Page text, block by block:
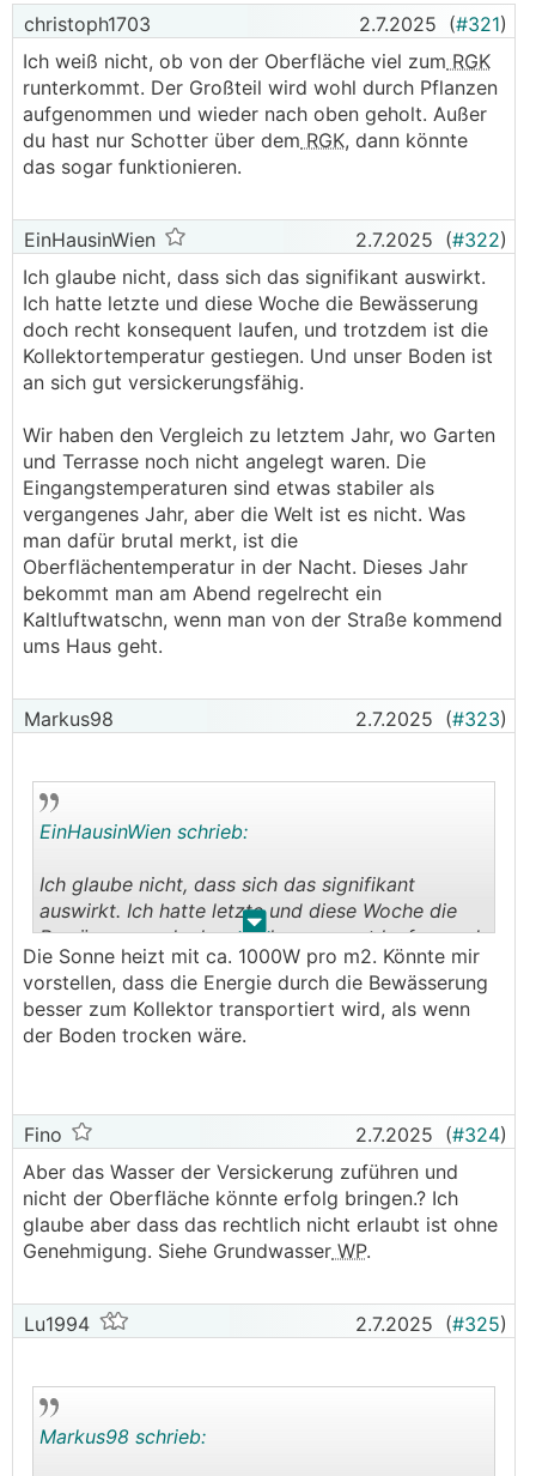
Bereiche in Österreich betroffen, wo es doch wärmer
und feuchter im Sommer ist.
Und kann denn das Problem nun gelöst werden?
Ja, wenn das so einfach wäre...
Darüber rätseln und philosophieren jeden Sommer
erneut unzählige Leute in verschiedenen
Die "einfachste" Lösung ist es, trotz Flächenkühlung
noch eine Multisplit-Klimaanlage zu verbauen.
Verständlicherweise, missfällt das einigen
Hausbesitzern, zusätzlich zur eleganten unsichtbaren
Deckenkühlung, erst wieder Klima-Innengeräte zu
verbauen.
nicht immer so gern gesehen.
Alternativ kann die Lüftungsanlage zur
Entfeuchtung genutzt werden.
Aber wie?
Dazu gab es schon unzählige DIY-Lösungsideen:
z.B.
https://www.energiesparhaus.at/forum-entfeuchtung
https://www.energiesparhaus.at/forum-entfeuchtung
https://www.energiesparhaus.at/forum-kwl-entfeucht
ungsanlage/64340_1#611929
https://www.energiesparhaus.at/forum-kwl-entfeucht
ungsanlage/64340_1#612000
https://www.energiesparhaus.at/forum-entfeuchtung
-mittels-kwl-im-sommer/64298_6#751121
Alles schön und gut, aber meist nur schwer
Dann gab es auch noch eine recht simple Lösung
ähnlich der allerersten Idee, im ersten Link,
umgesetzt von @helyx:
https://www.energiesparhaus.at/forum-hydraulik-fbh
-bka-deckenheizung-kuehlung-und-entfeuchtung/47
Und weiters hat auch noch @Leitwolf ein paar sehr
auch für die Masse tauglich sein könnte.
Was gibt es fertiges am Markt?
christoph1703 2.7.2025 (#321)
Ich weiß nicht, ob von der Oberfläche viel zum RGK
runterkommt. Der Großteil wird wohl durch Pflanzen
aufgenommen und wieder nach oben geholt. Außer
du hast nur Schotter über dem RGK, dann könnte
das sogar funktionieren.
EinHausinWien 2.7.2025 (#322)
Ich glaube nicht, dass sich das signifikant auswirkt.
Ich hatte letzte und diese Woche die Bewässerung
doch recht konsequent laufen, und trotzdem ist die
Kollektortemperatur gestiegen. Und unser Boden ist
an sich gut versickerungsfähig.
Wir haben den Vergleich zu letztem Jahr, wo Garten
und Terrasse noch nicht angelegt waren. Die
Eingangstemperaturen sind etwas stabiler als
vergangenes Jahr, aber die Welt ist es nicht. Was
man dafür brutal merkt, ist die
Oberflächentemperatur in der Nacht. Dieses Jahr
bekommt man am Abend regelrecht ein
Kaltluftwatschn, wenn man von der Straße kommend
ums Haus geht.
Markus98 2.7.2025 (#323)
. .
EinHausinWien schrieb:
Ich glaube nicht, dass sich das signifikant
auswirkt. Ich hatte letzte und diese Woche die
Bewässerung doch recht konsequent laufen, und
trotzdem ist die Kollektortemperatur gestiegen.
Und unser Boden ist an sich gut
versickerungsfähig.
Die Sonne heizt mit ca. 1000W pro m2. Könnte mir
vorstellen, dass die Energie durch die Bewässerung
besser zum Kollektor transportiert wird, als wenn
der Boden trocken wäre.
Fino 2.7.2025 (#324)
Aber das Wasser der Versickerung zuführen und
nicht der Oberfläche könnte erfolg bringen.? Ich
glaube aber dass das rechtlich nicht erlaubt ist ohne
Genehmigung. Siehe Grundwasser WP.
Lu1994 2.7.2025 (#325)
Markus98 schrieb: